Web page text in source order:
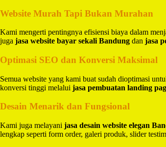
Website Murah Tapi Bukan Murahan
Kami mengerti pentingnya efisiensi biaya dalam
juga jasa website bayar sekali Bandung dan jasa
Optimasi SEO dan Konversi Maksimal
Semua website yang kami buat sudah dioptimasi
konversi tinggi melalui jasa pembuatan landing
Desain Menarik dan Fungsional
Kami juga melayani jasa desain website elegan
lengkap seperti form order, galeri produk, slider